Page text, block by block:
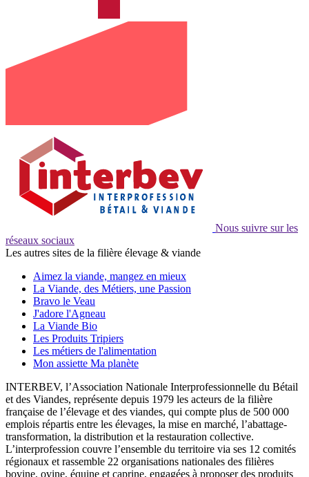
Nous suivre sur les
réseaux sociaux
Les autres sites de la filière élevage & viande
Aimez la viande, mangez en mieux
La Viande, des Métiers, une Passion
Bravo le Veau
J'adore l'Agneau
La Viande Bio
Les Produits Tripiers
Les métiers de l'alimentation
Mon assiette Ma planète
INTERBEV, l’Association Nationale Interprofessionnelle du Bétail
et des Viandes, représente depuis 1979 les acteurs de la filière
française de l’élevage et des viandes, qui compte plus de 500 000
emplois répartis entre les élevages, la mise en marché, l’abattage-
transformation, la distribution et la restauration collective.
L’interprofession couvre l’ensemble du territoire via ses 12 comités
régionaux et rassemble 22 organisations nationales des filières
bovine, ovine, équine et caprine, engagées à proposer des produits